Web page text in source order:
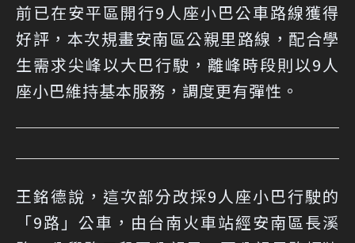
前已在安平區開行9人座小巴公車路線獲得
好評，本次規畫安南區公親里路線，配合學
生需求尖峰以大巴行駛，離峰時段則以9人
座小巴維持基本服務，調度更有彈性。
王銘德說，這次部分改採9人座小巴行駛的
「9路」公車，由台南火車站經安南區長溪